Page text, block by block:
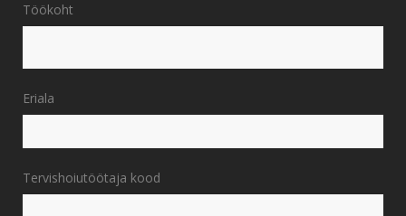
Töökoht
Eriala
Tervishoiutöötaja kood